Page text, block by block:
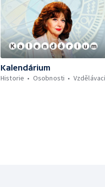
Kalendárium
Historie
Osobnosti